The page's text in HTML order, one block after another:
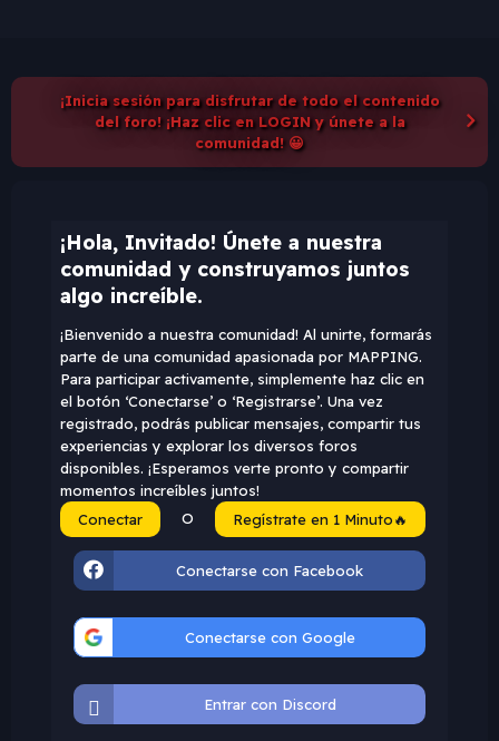
¡Inicia sesión para disfrutar de todo el contenido
del foro! ¡Haz clic en LOGIN y únete a la
comunidad! 😀
¡Hola, Invitado! Únete a nuestra
comunidad y construyamos juntos
algo increíble.
¡Bienvenido a nuestra comunidad! Al unirte, formarás
parte de una comunidad apasionada por MAPPING.
Para participar activamente, simplemente haz clic en
el botón ‘Conectarse’ o ‘Registrarse’. Una vez
registrado, podrás publicar mensajes, compartir tus
experiencias y explorar los diversos foros
disponibles. ¡Esperamos verte pronto y compartir
momentos increíbles juntos!
Conectar
O Regístrate en 1 Minuto🔥
Conectarse con Facebook
Conectarse con Google
Entrar con Discord